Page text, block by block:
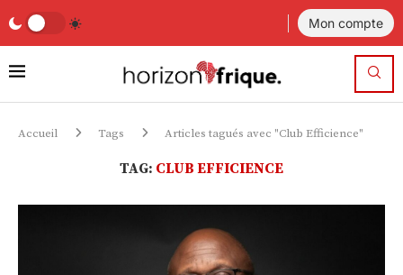
Mon compte
Accueil Tags Articles tagués avec "Club Efficience"
TAG: CLUB EFFICIENCE